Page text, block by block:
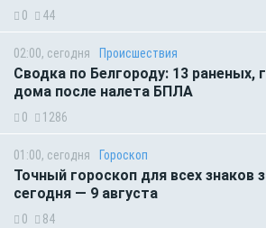
0 44
02:00, сегодня Происшествия
Сводка по Белгороду: 13 раненых,
дома после налета БПЛА
0 1286
01:00, сегодня Гороскоп
Точный гороскоп для всех знаков
сегодня — 9 августа
0 84